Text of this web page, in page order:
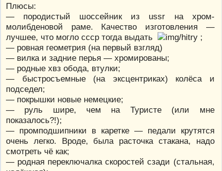
Плюсы:
— породистый шоссейник из ussr на хром-
молибденовой раме. Качество изготовления —
лучшее, что могло ссср тогда выдать
;
— ровная геометрия (на первый взгляд)
— вилка и задние перья — хромированы;
— родные хвз обода, втулки;
— быстросъемные (на эксцентриках) колёса и
подседел;
— покрышки новые немецкие;
— руль шире, чем на Туристе (или мне
показалось?!);
— промподшипники в каретке — педали крутятся
очень легко. Вроде, была расточка стакана, надо
смотреть чё как;
— родная переключалка скоростей сзади (стальная,